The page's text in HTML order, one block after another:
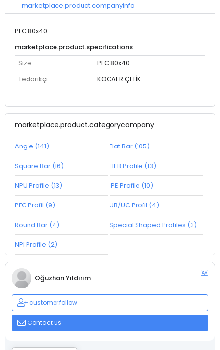
marketplace.product.companyinfo
PFC 80x40
marketplace.product.specifications
Size
PFC 80x40
Tedarikçi
KOCAER ÇELİK
marketplace.product.categorycompany
Angle (141) Flat Bar (105)
Square Bar (16) HEB Profile (13)
NPU Profile (13) IPE Profile (10)
PFC Profil (9) UB/UC Profil (4)
Round Bar (4) Special Shaped Profiles (3)
NPI Profile (2)
Oğuzhan Yıldırım
customer.follow
Contact Us